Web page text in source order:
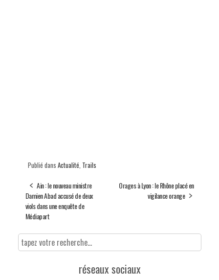
Publié dans Actualité, Trails
Ain : le nouveau ministre
Damien Abad accusé de deux
viols dans une enquête de
Médiapart
Orages à Lyon : le Rhône placé en
vigilance orange
réseaux sociaux